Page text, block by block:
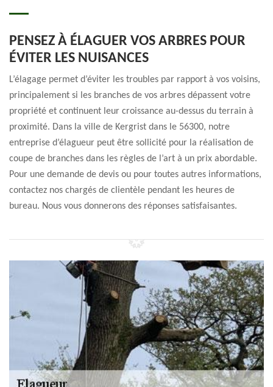
PENSEZ À ÉLAGUER VOS ARBRES POUR
ÉVITER LES NUISANCES
L’élagage permet d’éviter les troubles par rapport à vos voisins,
principalement si les branches de vos arbres dépassent votre
propriété et continuent leur croissance au-dessus du terrain à
proximité. Dans la ville de Kergrist dans le 56300, notre
entreprise d’élagueur peut être sollicité pour la réalisation de
coupe de branches dans les règles de l’art à un prix abordable.
Pour une demande de devis ou pour toutes autres informations,
contactez nos chargés de clientèle pendant les heures de
bureau. Nous vous donnerons des réponses satisfaisantes.